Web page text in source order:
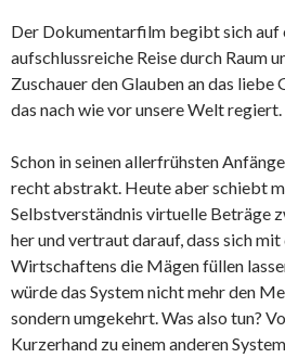
Der Dokumentarfilm begibt sich auf
aufschlussreiche Reise durch Raum
Zuschauer den Glauben an das liebe
das nach wie vor unsere Welt regiert.
Schon in seinen allerfrühsten
recht abstrakt. Heute aber schiebt
Selbstverständnis virtuelle Beträge
her und vertraut darauf, dass sich
Wirtschaftens die Mägen füllen
würde das System nicht mehr den
sondern umgekehrt. Was also tun?
Kurzerhand zu einem anderen